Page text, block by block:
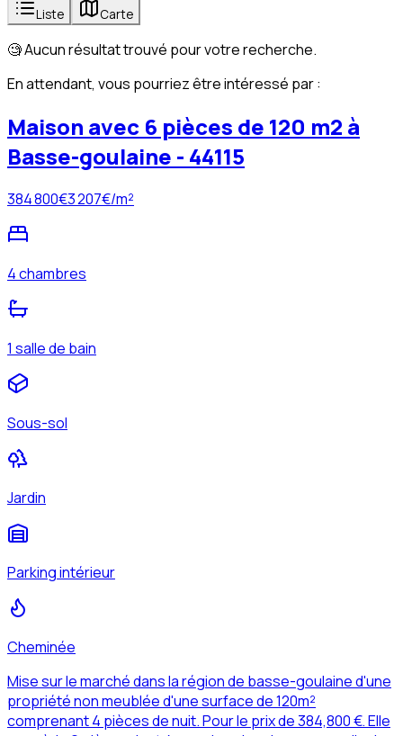
Liste Carte
🧐 Aucun résultat trouvé pour votre recherche.
En attendant, vous pourriez être intéressé par :
Maison avec 6 pièces de 120 m2 à
Basse-goulaine - 44115
384 800€3 207€/m²
4 chambres
1 salle de bain
Sous-sol
Jardin
Parking intérieur
Cheminée
Mise sur le marché dans la région de basse-goulaine d'une
propriété non meublée d'une surface de 120m²
comprenant 4 pièces de nuit. Pour le prix de 384,800 €. Elle